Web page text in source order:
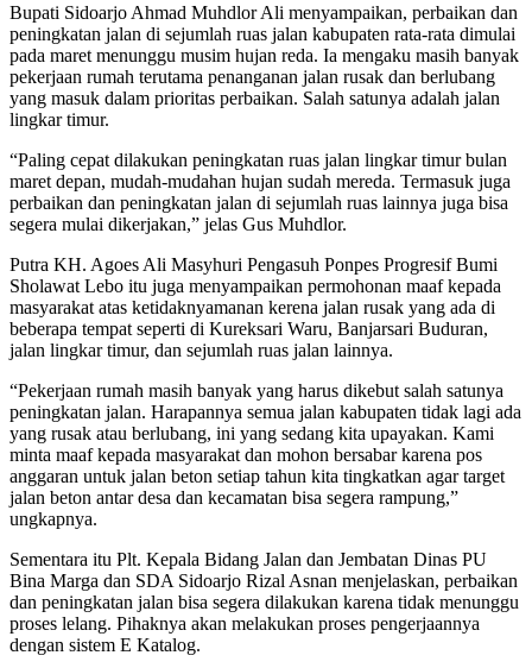
Bupati Sidoarjo Ahmad Muhdlor Ali menyampaikan, perbaikan dan
peningkatan jalan di sejumlah ruas jalan kabupaten rata-rata dimulai
pada maret menunggu musim hujan reda. Ia mengaku masih banyak
pekerjaan rumah terutama penanganan jalan rusak dan berlubang
yang masuk dalam prioritas perbaikan. Salah satunya adalah jalan
lingkar timur.
“Paling cepat dilakukan peningkatan ruas jalan lingkar timur bulan
maret depan, mudah-mudahan hujan sudah mereda. Termasuk juga
perbaikan dan peningkatan jalan di sejumlah ruas lainnya juga bisa
segera mulai dikerjakan,” jelas Gus Muhdlor.
Putra KH. Agoes Ali Masyhuri Pengasuh Ponpes Progresif Bumi
Sholawat Lebo itu juga menyampaikan permohonan maaf kepada
masyarakat atas ketidaknyamanan kerena jalan rusak yang ada di
beberapa tempat seperti di Kureksari Waru, Banjarsari Buduran,
jalan lingkar timur, dan sejumlah ruas jalan lainnya.
“Pekerjaan rumah masih banyak yang harus dikebut salah satunya
peningkatan jalan. Harapannya semua jalan kabupaten tidak lagi ada
yang rusak atau berlubang, ini yang sedang kita upayakan. Kami
minta maaf kepada masyarakat dan mohon bersabar karena pos
anggaran untuk jalan beton setiap tahun kita tingkatkan agar target
jalan beton antar desa dan kecamatan bisa segera rampung,”
ungkapnya.
Sementara itu Plt. Kepala Bidang Jalan dan Jembatan Dinas PU
Bina Marga dan SDA Sidoarjo Rizal Asnan menjelaskan, perbaikan
dan peningkatan jalan bisa segera dilakukan karena tidak menunggu
proses lelang. Pihaknya akan melakukan proses pengerjaannya
dengan sistem E Katalog.